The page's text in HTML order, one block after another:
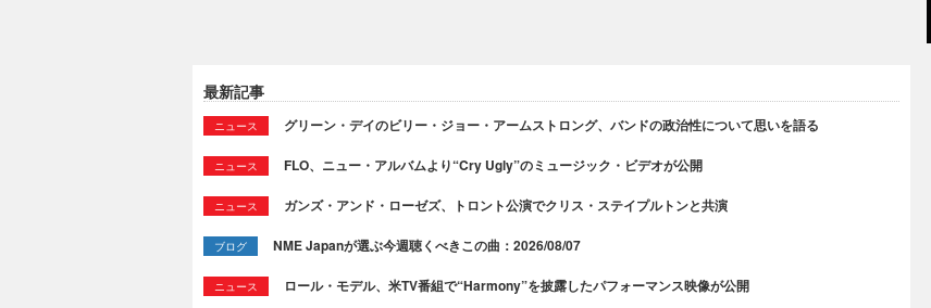
最新記事
ニュース グリーン・デイのビリー・ジョー・アームストロング、バンドの政治性について思いを語る
ニュース FLO、ニュー・アルバムより“Cry Ugly”のミュージック・ビデオが公開
ニュース ガンズ・アンド・ローゼズ、トロント公演でクリス・ステイプルトンと共演
ブログ NME Japanが選ぶ今週聴くべきこの曲：2026/08/07
ニュース ロール・モデル、米TV番組で“Harmony”を披露したパフォーマンス映像が公開